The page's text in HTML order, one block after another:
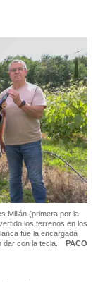
Millán (primera por la
los terrenos en los
fue la encargada
con la tecla.
PACO